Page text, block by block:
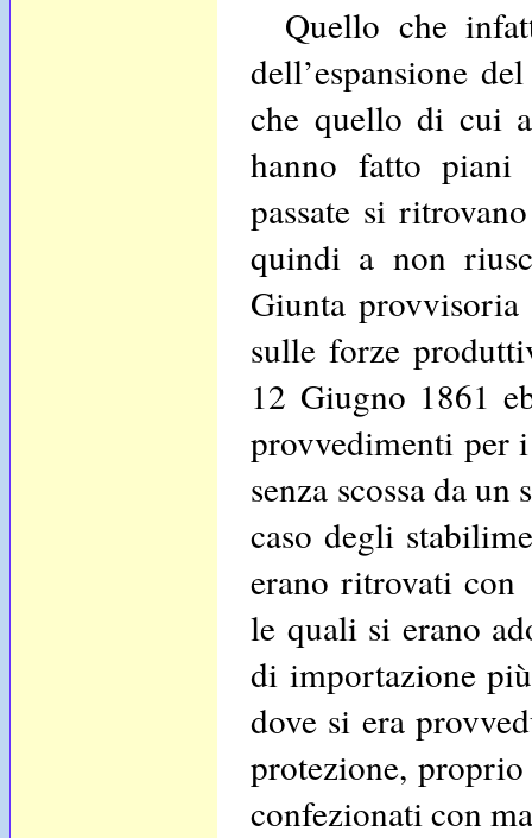
Quello che
dell’espansione
che quello di cui
hanno fatto
passate si
quindi a non
Giunta
sulle forze
12 Giugno 1861
provvedimenti per
senza scossa da
caso degli
erano ritrovati
le quali si erano
di importazione
dove si era
protezione,
confezionati con